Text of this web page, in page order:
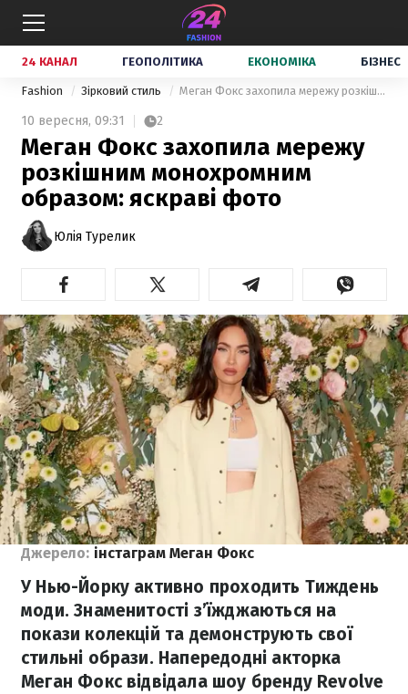
24 КАНАЛ ГЕОПОЛІТИКА ЕКОНОМІКА БІЗНЕС
Fashion Зірковий стиль Меган Фокс захопила мережу розкішним монохромним образом: яскраві фото
10 вересня, 09:31 2
Меган Фокс захопила мережу
розкішним монохромним
образом: яскраві фото
Юлія Турелик
Джерело: інстаграм Меган Фокс
У Нью-Йорку активно проходить Тиждень
моди. Знаменитості з’їжджаються на
покази колекцій та демонструють свої
стильні образи. Напередодні акторка
Меган Фокс відвідала шоу бренду Revolve